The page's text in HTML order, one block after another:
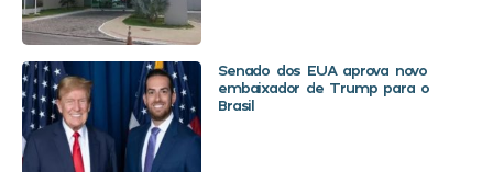
Senado dos EUA aprova novo
embaixador de Trump para o
Brasil